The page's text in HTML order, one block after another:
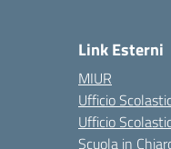
Link Esterni
MIUR
Ufficio
Ufficio
Scuola in